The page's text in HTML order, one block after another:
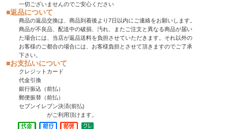
一切ございませんのでご安心ください
■返品について
商品の返品交換は、商品到着後より7日以内にご連絡をお願いします。
商品が不良品、配送中の破損、汚れ、またご注文と異なる商品が届い
た場合には、当店が返品送料を負担させていただきます。それ以外の
お客様のご都合の場合には、お客様負担とさせて頂きますのでご了承
下さい。
■お支払いについて
クレジットカード
代金引換
銀行振込（前払）
郵便振替（前払）
セブンイレブン決済(前払)
がご利用頂けます。